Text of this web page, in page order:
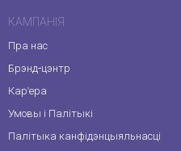
КАМПАНІЯ
Пра нас
Брэнд-цэнтр
Кар'ера
Умовы і Палітыкі
Палітыка канфідэнцыяльнасці